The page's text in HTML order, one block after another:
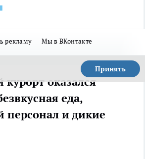
рекламу Мы в ВКонтакте
Принять
оказался
еда,
персонал и дикие